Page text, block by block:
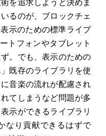
を追求しようと決めま
るのが、ブロックチェ
示のための標準ライブ
トフォンやタブレット
。でも、表示のための
既存のライブラリを使
音楽の流れが配慮され
てしまうなど問題が多
示ができるライブラリ
なり貢献できるはずで